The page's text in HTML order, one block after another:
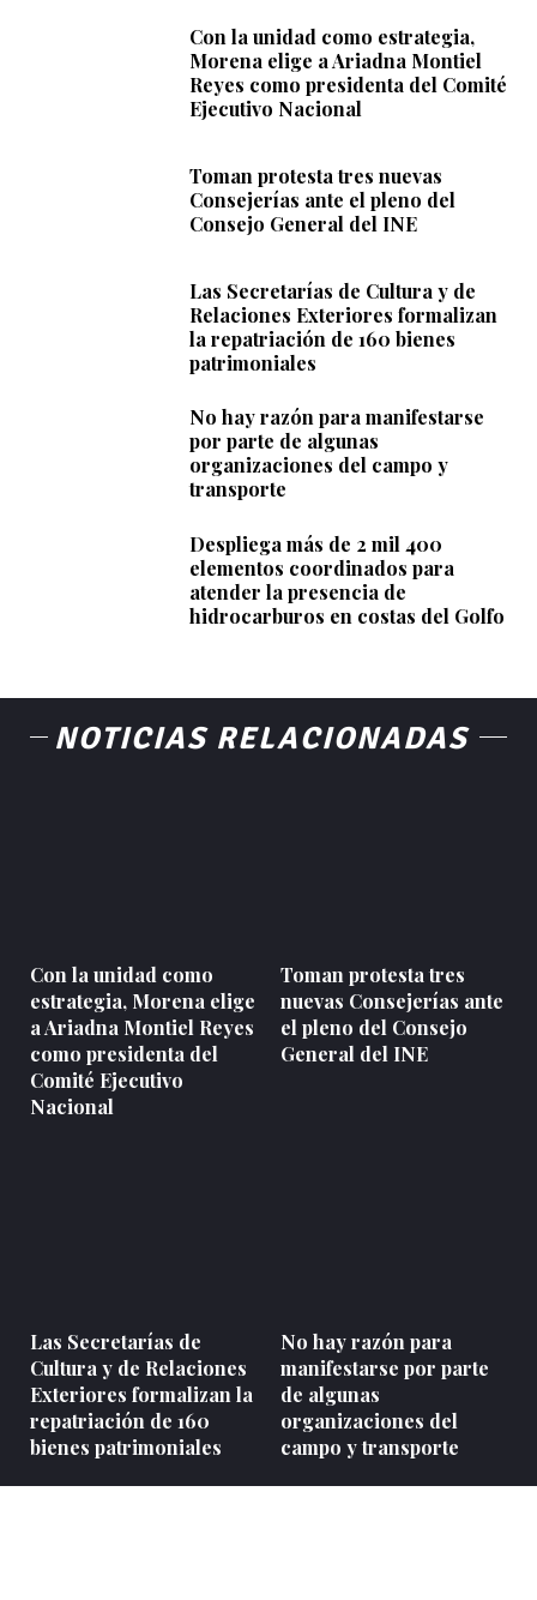
Con la unidad como estrategia,
Morena elige a Ariadna Montiel
Reyes como presidenta del Comité
Ejecutivo Nacional
Toman protesta tres nuevas
Consejerías ante el pleno del
Consejo General del INE
Las Secretarías de Cultura y de
Relaciones Exteriores formalizan
la repatriación de 160 bienes
patrimoniales
No hay razón para manifestarse
por parte de algunas
organizaciones del campo y
transporte
Despliega más de 2 mil 400
elementos coordinados para
atender la presencia de
hidrocarburos en costas del Golfo
NOTICIAS RELACIONADAS
Con la unidad como
estrategia, Morena elige
a Ariadna Montiel Reyes
como presidenta del
Comité Ejecutivo
Nacional
Toman protesta tres
nuevas Consejerías ante
el pleno del Consejo
General del INE
Las Secretarías de
Cultura y de Relaciones
Exteriores formalizan la
repatriación de 160
bienes patrimoniales
No hay razón para
manifestarse por parte
de algunas
organizaciones del
campo y transporte